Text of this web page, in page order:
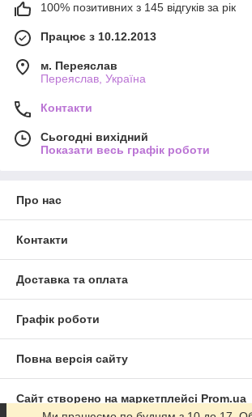
100% позитивних з 145 відгуків за рік
Працює з 10.12.2013
м. Переяслав
Переяслав, Україна
Контакти
Сьогодні вихідний
Показати весь графік роботи
Про нас
Контакти
Доставка та оплата
Графік роботи
Повна версія сайту
Сайт створено на маркетплейсі Prom.ua